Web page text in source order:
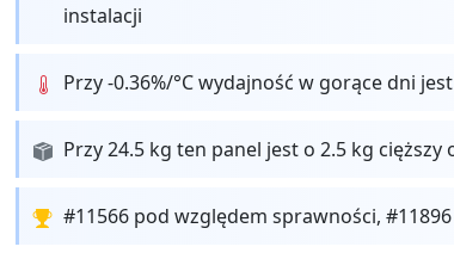
instalacji
Przy -0.36%/°C wydajność w gorące dni
Przy 24.5 kg ten panel jest o 2.5 kg cięższy
#11566 pod względem sprawności,